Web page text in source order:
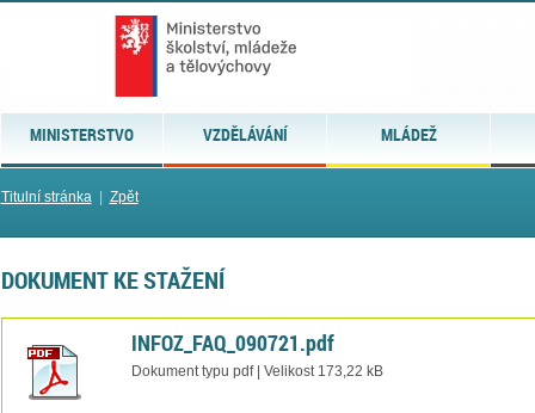
MINISTERSTVO VZDĚLÁVÁNÍ MLÁDEŽ
Titulní stránka| Zpět
DOKUMENT KE STAŽENÍ
INFOZ_FAQ_090721.pdf
Dokument typu pdf | Velikost 173,22 kB